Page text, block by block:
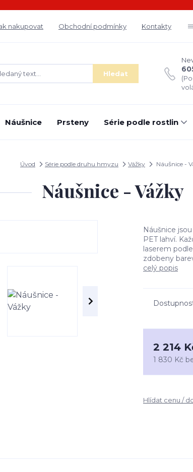
nakupovat Obchodní podmínky Kontakty
Hledat
Náušnice Prsteny Série podle rostlin
Úvod Série podle druhu hmyzu Vážky Náušnice -
Náušnice - Vážky
Náušnice
PET lahví.
laserem
zdobeny
celý popis
2 214
1 830 Kč
Hlídat cenu /